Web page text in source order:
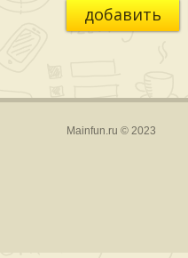
добавить
Mainfun.ru © 2023